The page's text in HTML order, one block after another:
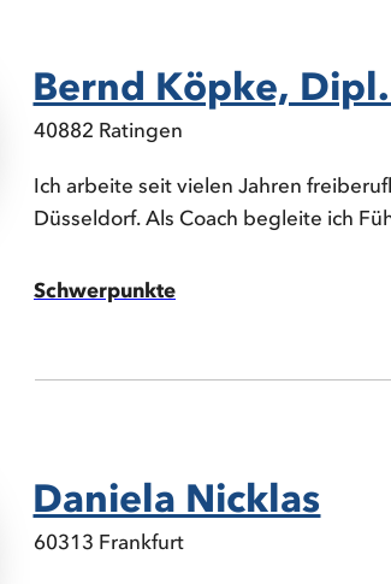
Bernd Köpke,
40882 Ratingen
Ich arbeite seit vielen Jahren
Düsseldorf. Als Coach begleite ich
Schwerpunkte
Daniela Nicklas
60313 Frankfurt